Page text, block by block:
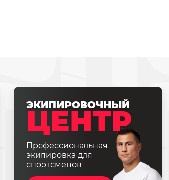
ЭКИПИРОВОЧНЫЙ
ЦЕНТР
Профессиональная
экипировка для
спортсменов